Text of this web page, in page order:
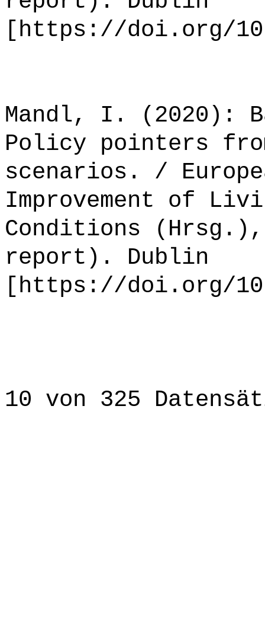
[https://doi.org/
Mandl, I. (2020):
Policy pointers
scenarios. /
Improvement of
Conditions
report). Dublin
[https://doi.org/
10 von 325